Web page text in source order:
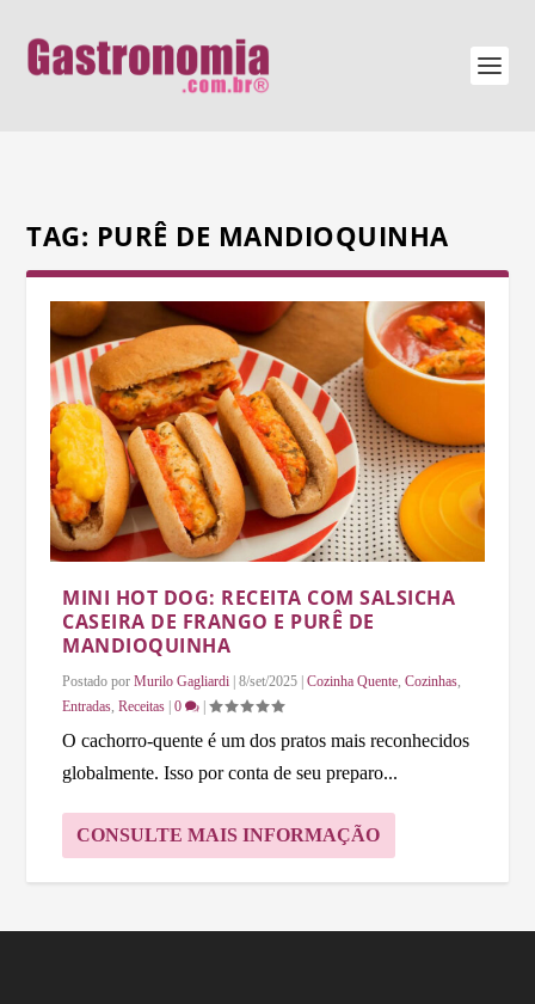
TAG: PURÊ DE MANDIOQUINHA
MINI HOT DOG: RECEITA COM SALSICHA
CASEIRA DE FRANGO E PURÊ DE
MANDIOQUINHA
Postado porMurilo Gagliardi |8/set/2025 |Cozinha Quente ,Cozinhas
Entradas ,Receitas |0 |
O cachorro-quente é um dos pratos mais reconhecidos
globalmente. Isso por conta de seu preparo...
CONSULTE MAIS INFORMAÇÃO